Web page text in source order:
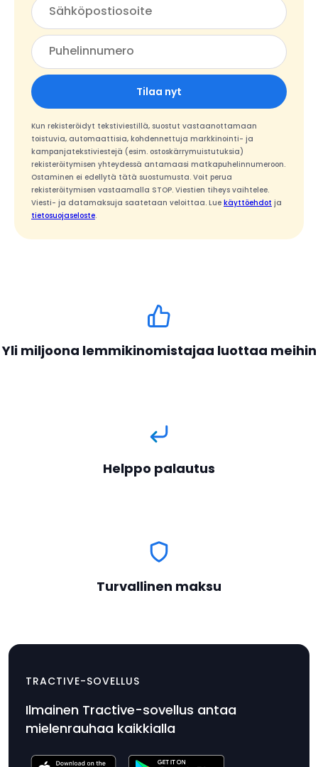
Tilaa nyt
Kun rekisteröidyt tekstiviestillä, suostut vastaanottamaan
toistuvia, automaattisia, kohdennettuja markkinointi- ja
kampanjatekstiviestejä (esim. ostoskärrymuistutuksia)
rekisteröitymisen yhteydessä antamaasi matkapuhelinnumeroon.
Ostaminen ei edellytä tätä suostumusta. Voit perua
rekisteröitymisen vastaamalla STOP. Viestien tiheys vaihtelee.
Viesti- ja datamaksuja saatetaan veloittaa. Lue käyttöehdot ja
tietosuojaseloste.
Yli miljoona lemmikinomistajaa luottaa meihin
Helppo palautus
Turvallinen maksu
Tuotteen
$9.99
TRACTIVE-SOVELLUS
Ilmainen Tractive-sovellus antaa
mielenrauhaa kaikkialla